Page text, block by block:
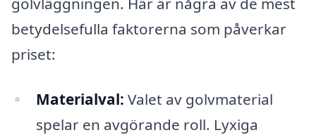
betydelsefulla faktorerna som påverkar
priset:
Materialval: Valet av golvmaterial
spelar en avgörande roll. Lyxiga